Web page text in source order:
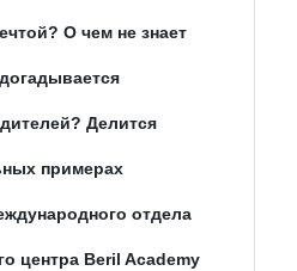
О чем не знает
Делится
примерах
отдела
центра Beril Academy